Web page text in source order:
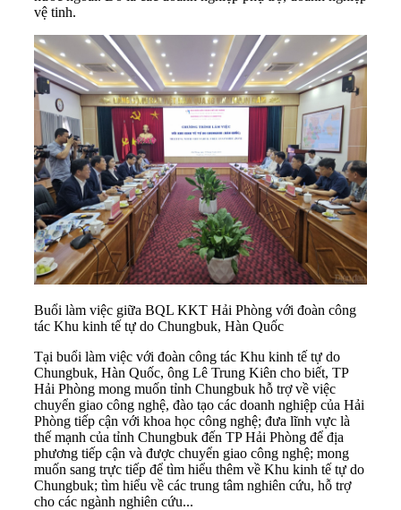
vệ tinh.
Buổi làm việc giữa BQL KKT Hải Phòng với đoàn công
tác Khu kinh tế tự do Chungbuk, Hàn Quốc
Tại buổi làm việc với đoàn công tác Khu kinh tế tự do
Chungbuk, Hàn Quốc, ông Lê Trung Kiên cho biết, TP
Hải Phòng mong muốn tỉnh Chungbuk hỗ trợ về việc
chuyển giao công nghệ, đào tạo các doanh nghiệp của Hải
Phòng tiếp cận với khoa học công nghệ; đưa lĩnh vực là
thế mạnh của tỉnh Chungbuk đến TP Hải Phòng để địa
phương tiếp cận và được chuyển giao công nghệ; mong
muốn sang trực tiếp để tìm hiểu thêm về Khu kinh tế tự do
Chungbuk; tìm hiểu về các trung tâm nghiên cứu, hỗ trợ
cho các ngành nghiên cứu...